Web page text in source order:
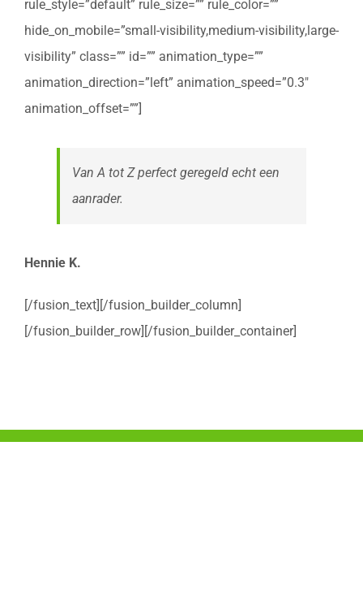
rule_style=”default” rule_size=”” rule_color=””
hide_on_mobile=”small-visibility,medium-visibility,large-
visibility” class=”” id=”” animation_type=””
animation_direction=”left” animation_speed=”0.3″
animation_offset=””]
Van A tot Z perfect geregeld echt een
aanrader.
Hennie K.
[/fusion_text][/fusion_builder_column]
[/fusion_builder_row][/fusion_builder_container]